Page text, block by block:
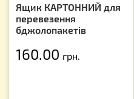
Ящик КАРТОННИЙ для
перевезення
бджолопакетів
160.00 грн.